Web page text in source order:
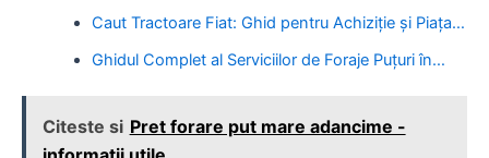
Caut Tractoare Fiat: Ghid pentru Achiziție și Piața…
Ghidul Complet al Serviciilor de Foraje Puțuri în…
Citeste si Pret forare put mare adancime -